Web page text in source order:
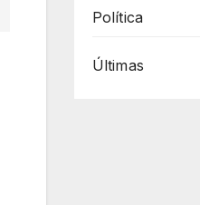
Política
Últimas